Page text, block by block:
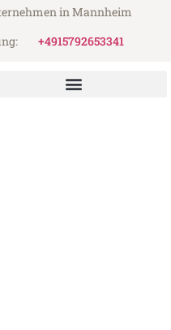
in Mannheim
+4915792653341